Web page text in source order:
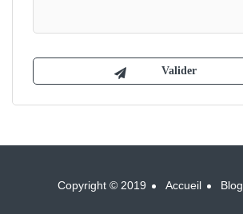
Copyright © 2019 Accueil Blog